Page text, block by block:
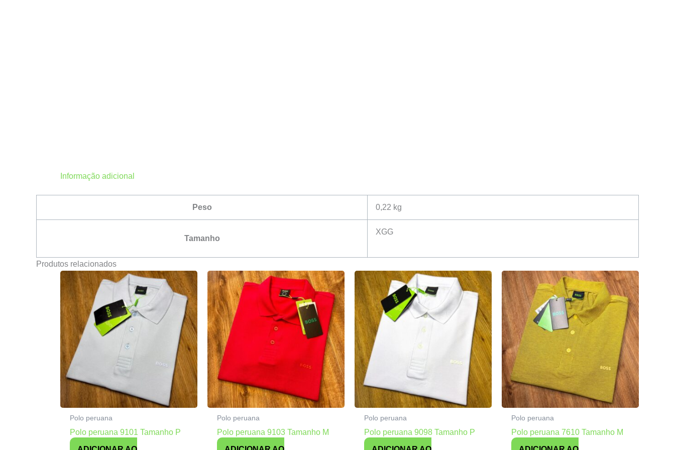
Informação adicional
Peso 0,22 kg
Tamanho
XGG
Produtos relacionados
Polo peruana
Polo peruana 9101 Tamanho P
Polo peruana
Polo peruana 9103 Tamanho M
Polo peruana
Polo peruana 9098 Tamanho P
Polo peruana
Polo peruana 7610 Tamanho M